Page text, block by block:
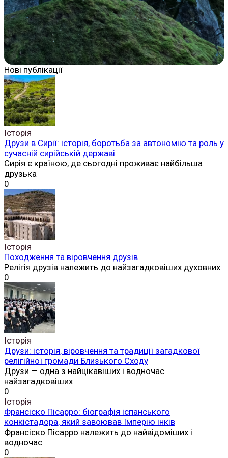
Нові публікації
Історія
Друзи в Сирії: історія, боротьба за автономію та роль у
сучасній сирійській державі
Сирія є країною, де сьогодні проживає найбільша
друзька
0
Історія
Походження та віровчення друзів
Релігія друзів належить до найзагадковіших духовних
0
Історія
Друзи: історія, віровчення та традиції загадкової
релігійної громади Близького Сходу
Друзи — одна з найцікавіших і водночас
найзагадковіших
0
Історія
Франсіско Пісарро: біографія іспанського
конкістадора, який завоював Імперію інків
Франсіско Пісарро належить до найвідоміших і
водночас
0